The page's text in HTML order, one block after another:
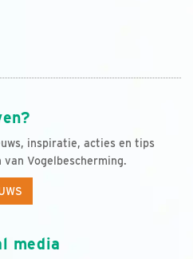
inspiratie, acties en tips
Vogelbescherming.
media